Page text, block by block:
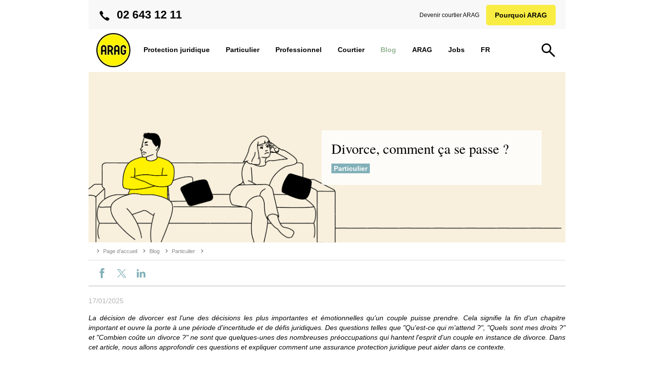
02 643 12 11 Devenir courtier ARAG Pourquoi ARAG
Protection juridique Particulier Professionnel Courtier Blog ARAG Jobs FR
Page d’accueil Blog Particulier
Divorce, comment ça se passe ?
Particulier
17/01/2025
La décision de divorcer est l'une des décisions les plus importantes et émotionnelles qu'un couple puisse prendre. Cela signifie la fin d'un chapitre
important et ouvre la porte à une période d'incertitude et de défis juridiques. Des questions telles que "Qu'est-ce qui m'attend ?", "Quels sont mes droits ?"
et "Combien coûte un divorce ?" ne sont que quelques-unes des nombreuses préoccupations qui hantent l'esprit d'un couple en instance de divorce. Dans
cet article, nous allons approfondir ces questions et expliquer comment une assurance protection juridique peut aider dans ce contexte.